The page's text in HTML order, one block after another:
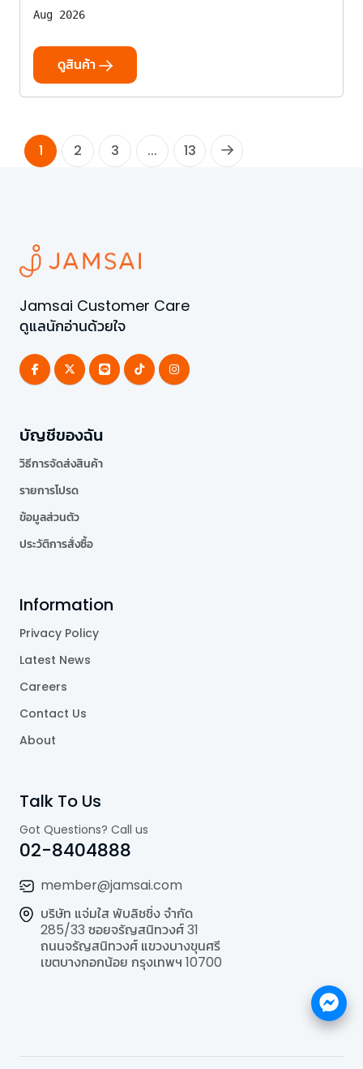
Aug 2026
ดูสินค้า
1 2 3 ... 13
Jamsai Customer Care
ดูแลนักอ่านด้วยใจ
บัญชีของฉัน
วิธีการจัดส่งสินค้า
รายการโปรด
ข้อมูลส่วนตัว
ประวัติการสั่งซื้อ
Information
Privacy Policy
Latest News
Careers
Contact Us
About
Talk To Us
Got Questions? Call us
02-8404888
member@jamsai.com
บริษัท แจ่มใส พับลิชชิ่ง จำกัด
285/33 ซอยจรัญสนิทวงศ์ 31
ถนนจรัญสนิทวงศ์ แขวงบางขุนศรี
เขตบางกอกน้อย กรุงเทพฯ 10700